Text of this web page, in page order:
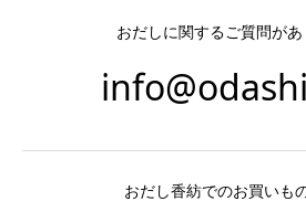
おだしに関するご質問が
おだし香紡でのお買いも